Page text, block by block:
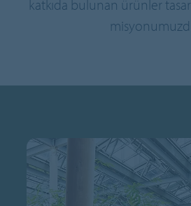
katkıda bulunan ürünler